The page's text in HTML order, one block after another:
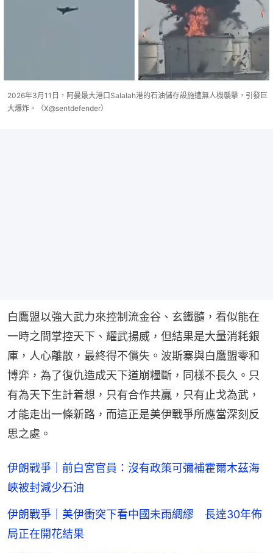
2026年3月11日，阿曼最大港口Salalah港的石油儲存設施遭無人機襲擊，引發巨
大爆炸。（X@sentdefender）
白鷹盟以強大武力來控制流金谷、玄鐵髓，看似能在
一時之間掌控天下、耀武揚威，但結果是大量消耗銀
庫，人心離散，最終得不償失。波斯寨與白鷹盟零和
博弈，為了復仇造成天下道崩糧斷，同樣不長久。只
有為天下生計着想，只有合作共贏，只有止戈為武，
才能走出一條新路，而這正是美伊戰爭所應當深刻反
思之處。
伊朗戰爭｜前白宮官員：沒有政策可彌補霍爾木茲海
峽被封減少石油
伊朗戰爭｜美伊衝突下看中國未雨綢繆 長達30年佈
局正在開花結果